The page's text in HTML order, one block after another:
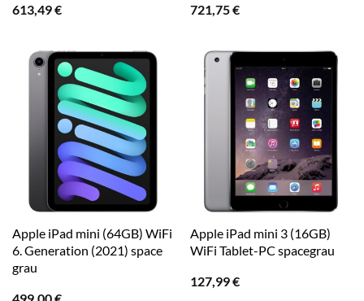
613,49€
721,75€
Apple iPad mini (64GB) WiFi
6. Generation (2021) space
grau
Apple iPad mini 3 (16GB)
WiFi Tablet-PC spacegrau
127,99€